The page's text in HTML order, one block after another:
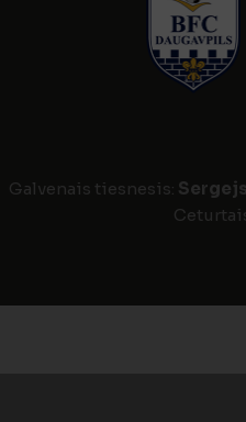
Galvenais tiesnesis: